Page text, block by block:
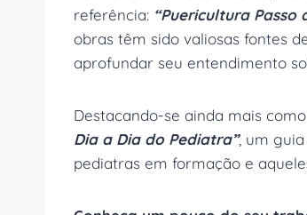
referência: “Puericultura Passo
obras têm sido valiosas fontes
aprofundar seu entendimento
Destacando-se ainda mais
Dia a Dia do Pediatra”, um
pediatras em formação e